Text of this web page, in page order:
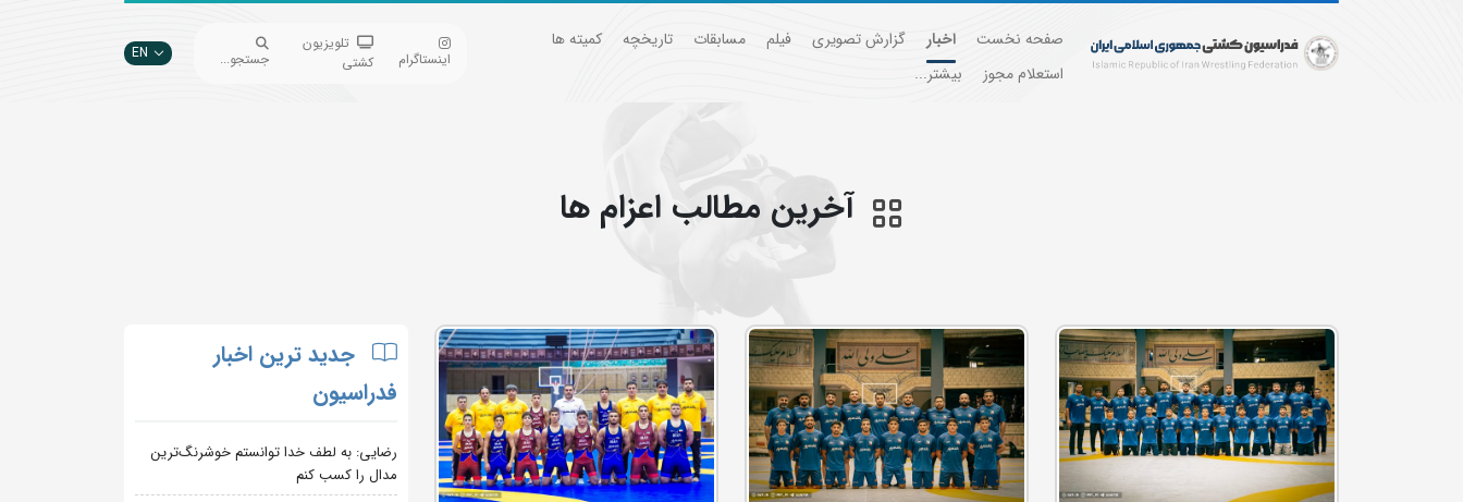
صفحه نخست اخبار گزارش تصویری فیلم مسابقات تاریخچه
کمیته ها
استعلام مجوز
بیشتر...
اینستاگرام
تلویزیون
کشتی
جستجو... EN
آخرین مطالب اعزام ها
جدید ترین اخبار
فدراسیون
رضایی: به لطف خدا توانستم خوشرنگ‌ترین
مدال را کسب کنم